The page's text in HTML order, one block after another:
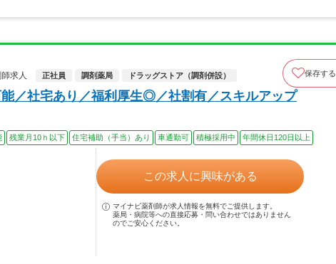
求人
正社員 調剤薬局 ドラッグストア（調剤併設） 保存する
能／社宅あり／福利厚生◎／社割有／スキルアップ
残業月10ｈ以下 住宅補助（手当）あり 車通勤可 積極採用中 年間休日120日以上
この求人に興味がある
マイナビ薬剤師が求人情報を無料でご提供します。
薬局・病院等への直接応募・問い合わせではありません
のでご安心ください。